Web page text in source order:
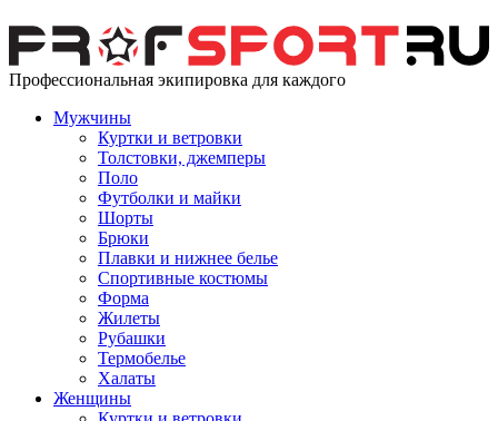
Профессиональная экипировка для каждого
Мужчины
Куртки и ветровки
Толстовки, джемперы
Поло
Футболки и майки
Шорты
Брюки
Плавки и нижнее белье
Спортивные костюмы
Форма
Жилеты
Рубашки
Термобелье
Халаты
Женщины